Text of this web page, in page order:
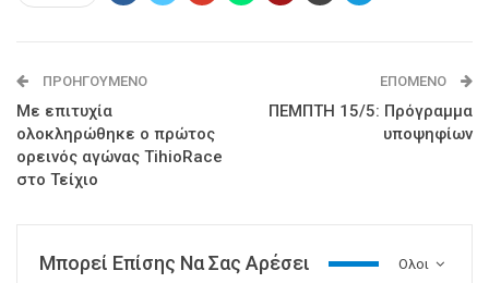
ΠΡΟΗΓΟΎΜΕΝΟ
Με επιτυχία
ολοκληρώθηκε ο πρώτος
ορεινός αγώνας TihioRace
στο Τείχιο
ΕΠΌΜΕΝΟ
ΠΕΜΠΤΗ 15/5: Πρόγραμμα
υποψηφίων
Ολοι
Μπορεί Επίσης Να Σας Αρέσει